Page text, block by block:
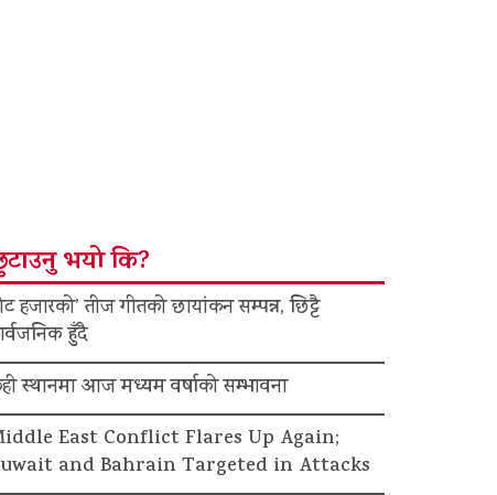
भयो कि?
हजारको’ तीज गीतको छायांकन सम्पन्न, छिट्टै
हुँदै
स्थानमा आज मध्यम वर्षाको सम्भावना
East Conflict Flares Up Again;
and Bahrain Targeted in Attacks